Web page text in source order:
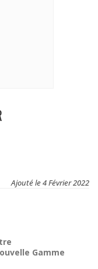
Ajouté le 4 Février 2022
Gamme